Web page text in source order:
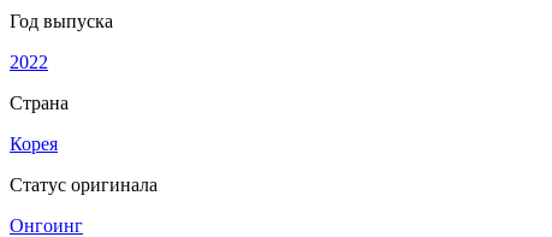
Год выпуска
2022
Страна
Корея
Статус оригинала
Онгоинг